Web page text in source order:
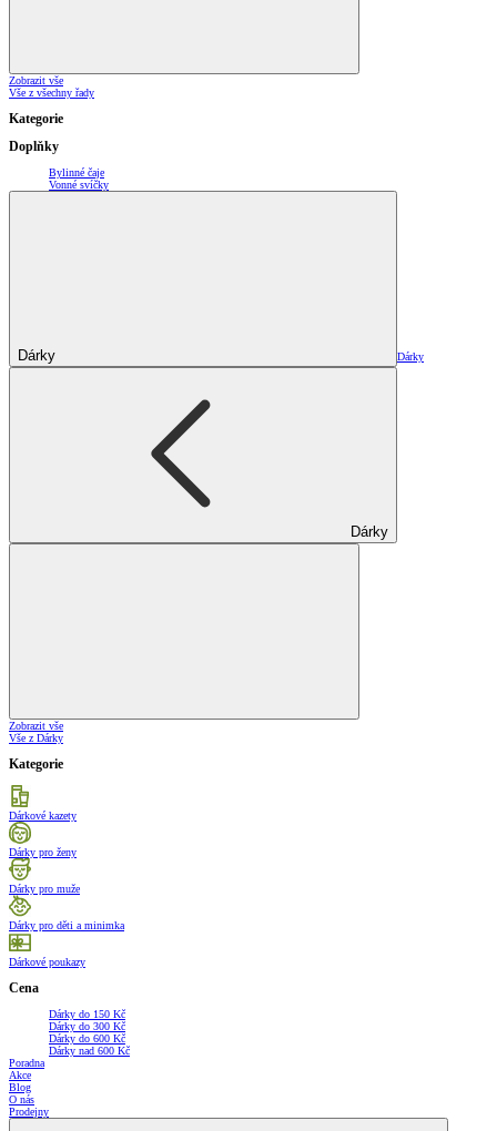
Zobrazit vše
Vše z všechny řady
Kategorie
Doplňky
Bylinné čaje
Vonné svíčky
Dárky Dárky
Dárky
Zobrazit vše
Vše z Dárky
Kategorie
Dárkové kazety
Dárky pro ženy
Dárky pro muže
Dárky pro děti a minimka
Dárkové poukazy
Cena
Dárky do 150 Kč
Dárky do 300 Kč
Dárky do 600 Kč
Dárky nad 600 Kč
Poradna
Akce
Blog
O nás
Prodejny